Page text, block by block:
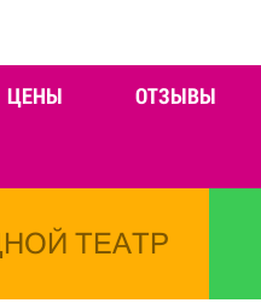
ЦЕНЫ ОТЗЫВЫ
ТЕАТР